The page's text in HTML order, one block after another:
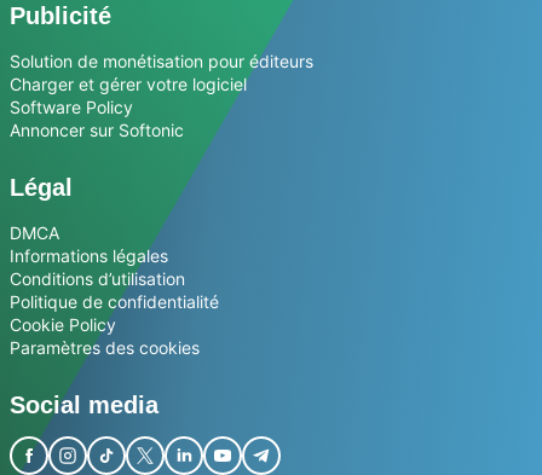
Publicité
Solution de monétisation pour éditeurs
Charger et gérer votre logiciel
Software Policy
Annoncer sur Softonic
Légal
DMCA
Informations légales
Conditions d’utilisation
Politique de confidentialité
Cookie Policy
Paramètres des cookies
Social media